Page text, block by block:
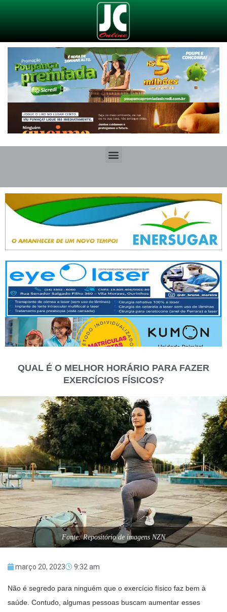
QUAL É O MELHOR HORÁRIO PARA FAZER
EXERCÍCIOS FÍSICOS?
Fonte: Repositório de imagens NZN
março 20, 2023 9:32 am
Não é segredo para ninguém que o exercício físico faz bem à
saúde. Contudo, algumas pessoas buscam aumentar esses